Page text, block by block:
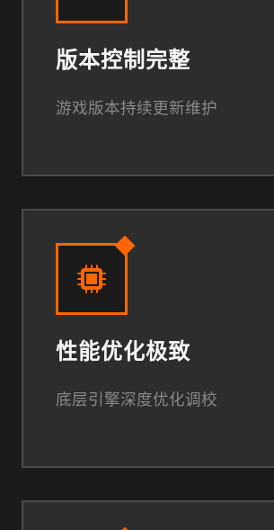
版本控制完整
游戏版本持续更新维护
性能优化极致
底层引擎深度优化调校